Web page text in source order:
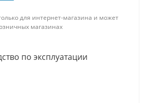
для интернет-магазина и может
магазинах
по эксплуатации